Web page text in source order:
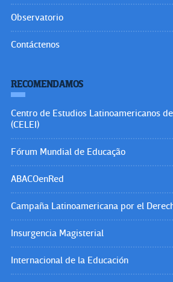
Observatorio
Contáctenos
RECOMENDAMOS
Centro de Estudios Latinoamericanos
(CELEI)
Fórum Mundial de Educação
ABACOenRed
Campaña Latinoamericana por el
Insurgencia Magisterial
Internacional de la Educación